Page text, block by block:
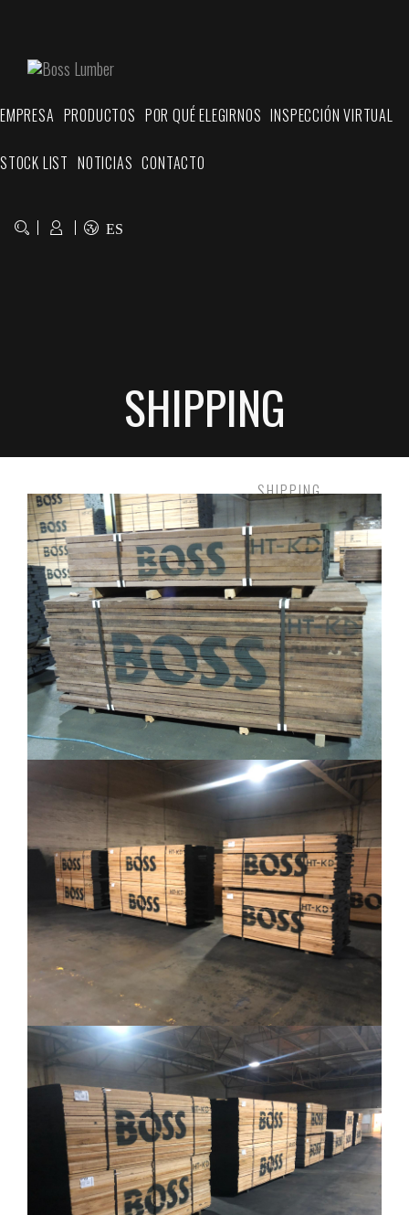
EMPRESA PRODUCTOS POR QUÉ ELEGIRNOS INSPECCIÓN VIRTUAL
STOCK LIST NOTICIAS CONTACTO
ES
SHIPPING
HOME INSTALACIONES SHIPPING